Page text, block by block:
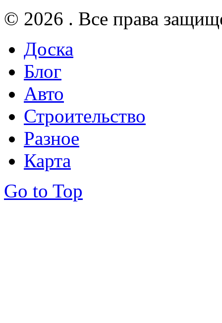
© 2026 . Все права
Доска
Блог
Авто
Строительство
Разное
Карта
Go to Top